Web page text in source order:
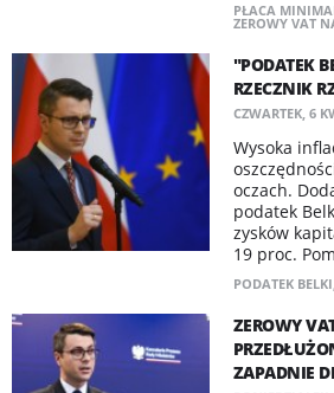
PŁACA
ZEROWY VAT
"PODATEK
RZECZNIK
CZWARTEK, 6
Wysoka
oczach.
podatek
zysków
19 proc.
PODATEK BELKI
ZEROWY
ZAPADNIE